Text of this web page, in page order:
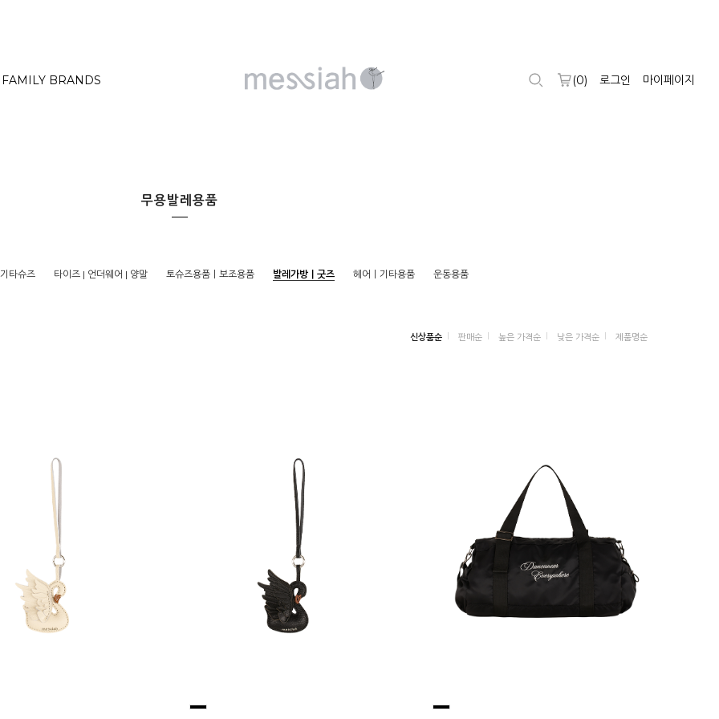
FAMILY BRANDS (0) 로그인 마이페이지
무용발레용품
타슈즈 타이즈 | 언더웨어 | 양말 토슈즈용품ㅣ보조용품 발레가방ㅣ굿즈 헤어ㅣ기타용품 운동용품
신상품순 판매순 높은 가격순 낮은 가격순 제품명순